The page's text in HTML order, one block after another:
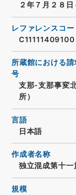
２年７月２８日
レファレンスコー
C11111409100
所蔵館における請
号
支那-支那事変
所）
言語
日本語
作成者名称
独立混成第十一
規模